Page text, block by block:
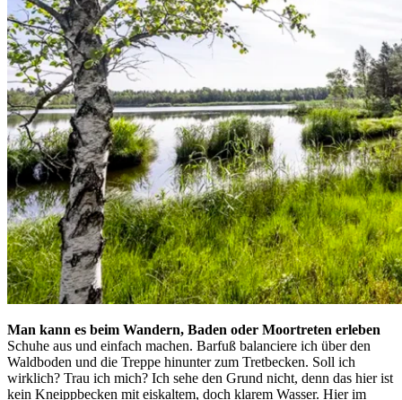
Man kann es beim Wandern, Baden oder Moortreten erleben
Schuhe aus und einfach machen. Barfuß balanciere ich über den
Waldboden und die Treppe hinunter zum Tretbecken. Soll ich
wirklich? Trau ich mich? Ich sehe den Grund nicht, denn das hier ist
kein Kneipp­becken mit eiskaltem, doch klarem Wasser. Hier im